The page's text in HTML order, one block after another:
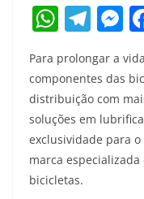
W
at
s
A
p
p
T
e
gr
a
m
e
e
n
g
Para prolongar a
componentes das
distribuição com
soluções em
exclusividade para
marca
bicicletas.